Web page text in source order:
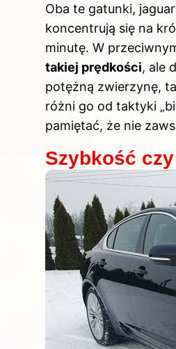
Oba te gatunki,
koncentrują się na
minutę. W
takiej prędkości, ale
potężną zwierzynę,
różni go od taktyki
pamiętać, że nie
Szybkość